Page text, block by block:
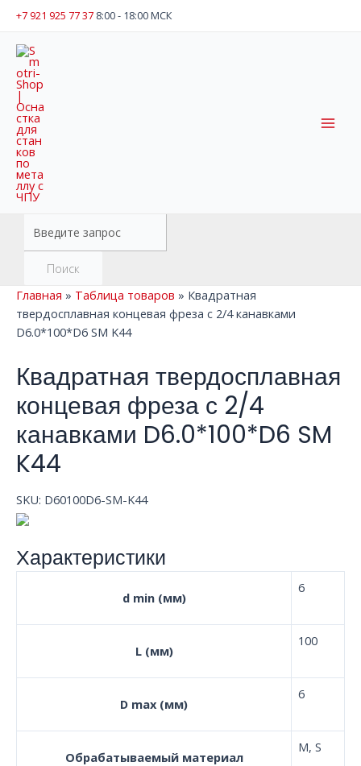
Перейти
содержимому
+7 921 925 77 37 8:00 - 18:00 МСК
товаров
Поиск
Главная » Таблица товаров » Квадратная
твердосплавная концевая фреза с 2/4 канавками
D6.0*100*D6 SM K44
Квадратная твердосплавная
концевая фреза с 2/4
канавками D6.0*100*D6 SM
K44
SKU: D60100D6-SM-K44
Характеристики
d min (мм)
6
L (мм)
100
D max (мм)
6
Обрабатываемый материал
M, S